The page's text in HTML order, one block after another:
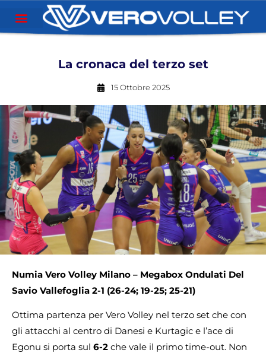
La cronaca del terzo set
15 Ottobre 2025
Numia Vero Volley Milano – Megabox Ondulati Del
Savio Vallefoglia 2-1 (26-24; 19-25; 25-21)
Ottima partenza per Vero Volley nel terzo set che con
gli attacchi al centro di Danesi e Kurtagic e l’ace di
Egonu si porta sul 6-2 che vale il primo time-out. Non